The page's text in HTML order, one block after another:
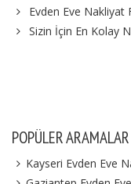
Evden Eve Nakliyat
Sizin İçin En Kolay
POPÜLER ARAMALAR
Kayseri Evden Eve